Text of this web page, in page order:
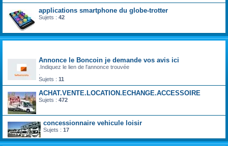
applications smartphone du globe-trotter
Sujets : 42
Annonce le Boncoin je demande vos avis ici
.Indiquez le lien de l'annonce trouvée
Sujets : 11
ACHAT.VENTE.LOCATION.ECHANGE.ACCESSOIRE
Sujets : 472
concessionnaire vehicule loisir
Sujets : 17